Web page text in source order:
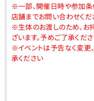
※一部、開催日時や参加条
店舗までお問い合わせくだ
※生体のお渡しのため、お
ざいます。予めご了承くだ
※イベントは予告なく変更
承ください